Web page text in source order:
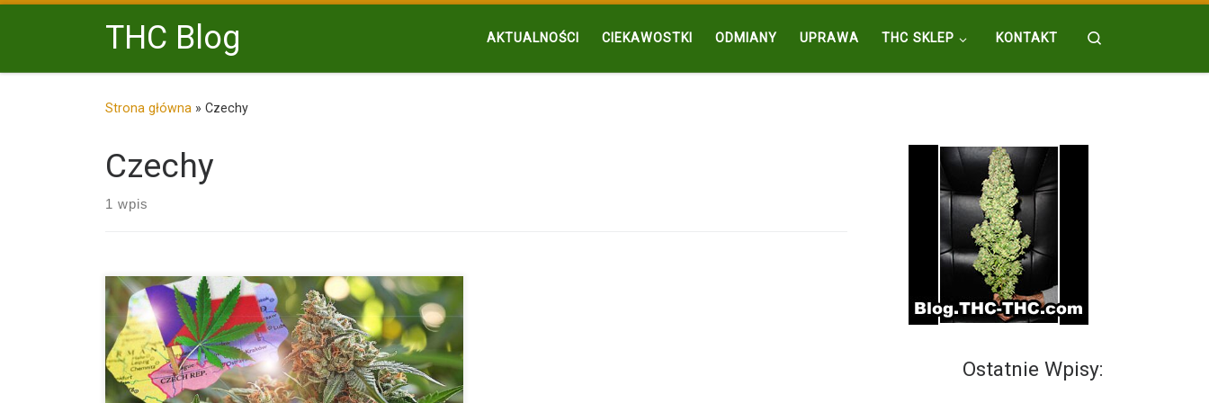
Przejdź do treściTHC Blog AKTUALNOŚCI CIEKAWOSTKI ODMIANY UPRAWA THC SKLEP KONTAKT
Strona główna » Czechy
Czechy
1 wpis
Czechy wykonują bardzo poważny krok w kierunku
liberalizacji polityki narkotykowej. […]
Ostatnie Wpisy: